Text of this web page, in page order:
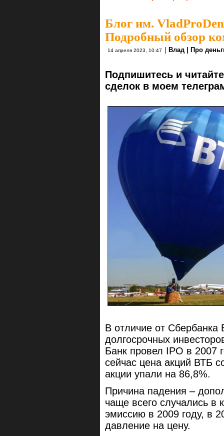
Блог им.
Подробный обзор
14 апреля 2023, 10:47 | Влад | Про
Подпишитесь и
сделок в моем
В отличие от Сбербанка
долгосрочных
Банк провел IPO в 2007
сейчас цена акций ВТБ
акции упали на 86,8%.
Причина падения –
чаще всего случались в
эмиссию в 2009 году, в
давление на цену.